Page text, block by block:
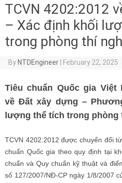
TCVN 4202:2012
– Xác định khối
trong phòng thí
ByNTDEngineer | February 22, 2025
Tiêu chuẩn Quốc gia Việt
về Đất xây dựng –
lượng thể tích trong phòng
TCVN 4202:2012 được chuyển đổi
chuẩn Quốc gia theo quy định tại
chuẩn và Quy chuẩn kỹ thuật và
số 127/2007/NĐ-CP ngày 1/8/2007